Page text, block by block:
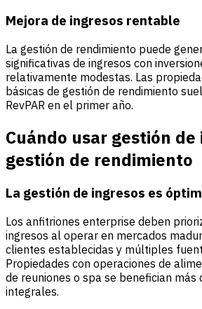
Mejora de ingresos rentable
La gestión de rendimiento puede
significativas de ingresos con
relativamente modestas. Las
básicas de gestión de rendimiento
RevPAR en el primer año.
Cuándo usar gestión de
gestión de rendimiento
La gestión de ingresos es
Los anfitriones enterprise deben
ingresos al operar en mercados
clientes establecidas y múltiples
Propiedades con operaciones de
de reuniones o spa se benefician más
integrales.